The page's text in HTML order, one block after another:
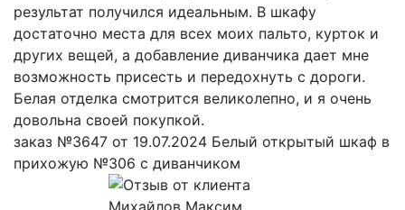
результат получился идеальным. В шкафу
достаточно места для всех моих пальто, курток и
других вещей, а добавление диванчика дает мне
возможность присесть и передохнуть с дороги.
Белая отделка смотрится великолепно, и я очень
довольна своей покупкой.
заказ №3647 от 19.07.2024 Белый открытый шкаф в
прихожую №306 с диванчиком